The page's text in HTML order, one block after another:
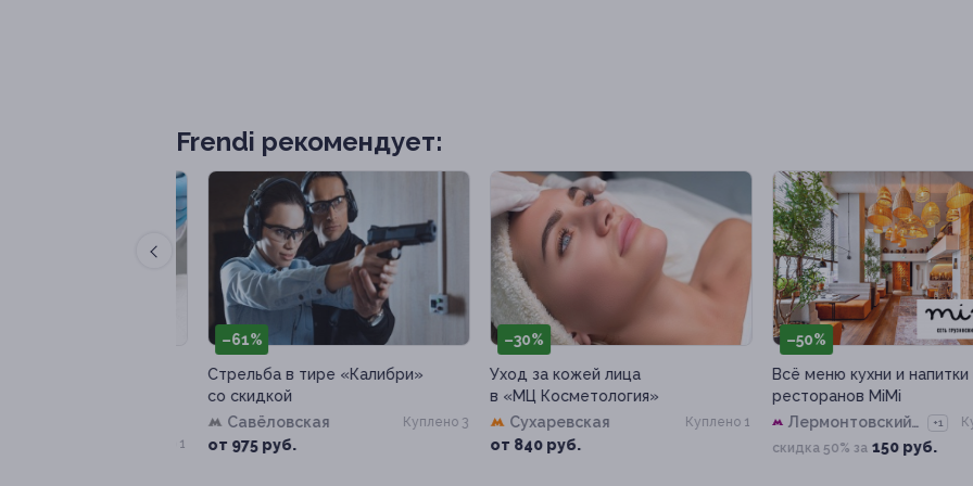
Frendi рекомендует:
–61%
Стрельба в тире «Калибри»
со скидкой
Савёловская
от 975 руб.
Куплено 3
–30%
Уход за кожей лица
в «МЦ Косметология»
Сухаревская
от 840 руб.
Куплено 1
–50%
Всё меню кухни и напитки в
ресторанов MiMi
Лермонтовский
проспект
+1
скидка 50% за 150 руб.